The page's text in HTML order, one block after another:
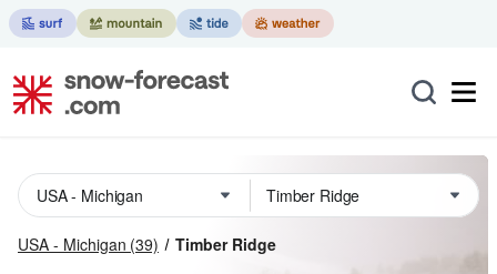
USA - Michigan (39) Timber Ridge